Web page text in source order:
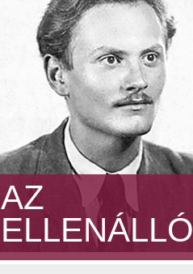
AZ
ELLENÁLLÓ
BIBÓ ISTVÁNRÓL